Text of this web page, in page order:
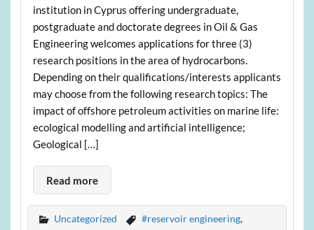
institution in Cyprus offering undergraduate,
postgraduate and doctorate degrees in Oil & Gas
Engineering welcomes applications for three (3)
research positions in the area of hydrocarbons.
Depending on their qualifications/interests applicants
may choose from the following research topics: The
impact of offshore petroleum activities on marine life:
ecological modelling and artificial intelligence;
Geological […]
Read more
Uncategorized #reservoir engineering,